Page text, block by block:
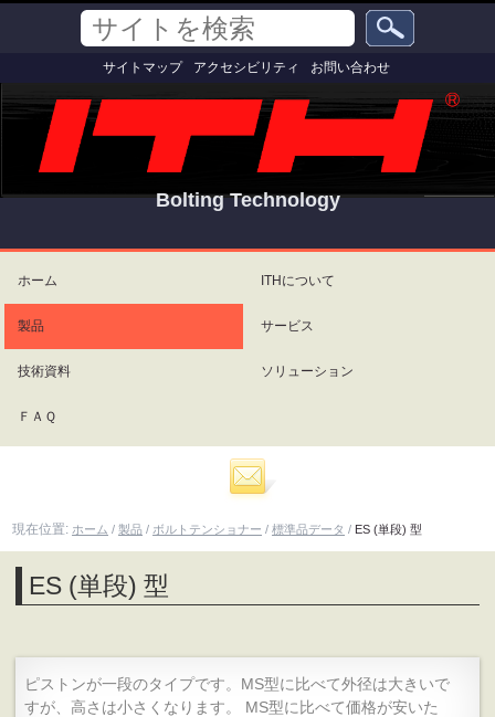
サ
索
サイトマップ アクセシビリティ お問い合わせ
Bolting Technology
ホーム ITHについて
製品 サービス
技術資料 ソリューション
ＦＡＱ
現在位置: ホーム /製品 / ボルトテンショナー /標準品データ / ES (単段) 型
ES (単段) 型
ピストンが一段のタイプです。MS型に比べて外径は大きいで
すが、高さは小さくなります。 MS型に比べて価格が安いた